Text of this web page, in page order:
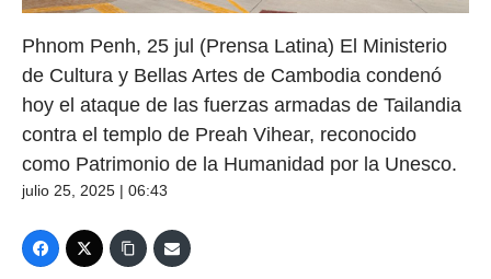
Phnom Penh, 25 jul (Prensa Latina) El Ministerio
de Cultura y Bellas Artes de Cambodia condenó
hoy el ataque de las fuerzas armadas de Tailandia
contra el templo de Preah Vihear, reconocido
como Patrimonio de la Humanidad por la Unesco.
julio 25, 2025 | 06:43